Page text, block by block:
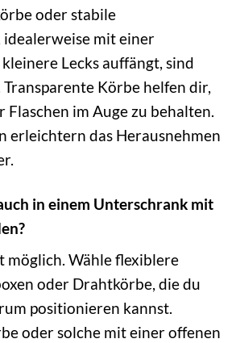
oder stabile
mit einer
Lecks auffängt, sind
Körbe helfen dir,
Flaschen im Auge zu behalten.
erleichtern das Herausnehmen
in einem Unterschrank mit
möglich. Wähle flexiblere
oder Drahtkörbe, die du
positionieren kannst.
oder solche mit einer offenen